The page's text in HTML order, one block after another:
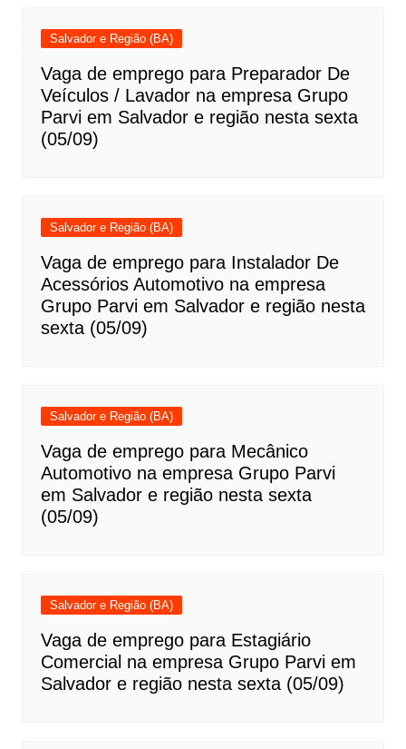
Salvador e Região (BA)
Vaga de emprego para Preparador De
Veículos / Lavador na empresa Grupo
Parvi em Salvador e região nesta sexta
(05/09)
Salvador e Região (BA)
Vaga de emprego para Instalador De
Acessórios Automotivo na empresa
Grupo Parvi em Salvador e região nesta
sexta (05/09)
Salvador e Região (BA)
Vaga de emprego para Mecânico
Automotivo na empresa Grupo Parvi
em Salvador e região nesta sexta
(05/09)
Salvador e Região (BA)
Vaga de emprego para Estagiário
Comercial na empresa Grupo Parvi em
Salvador e região nesta sexta (05/09)